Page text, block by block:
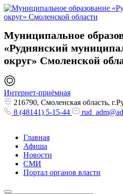
Муниципальное
«Руднянский
округ» Смоленской
Интернет-приёмная
216790, Смоленская область,
8 (48141) 5-15-44
Главная
Афиша
Новости
СМИ
Портал органов власти